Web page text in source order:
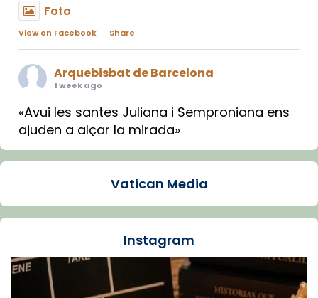
Foto
View on Facebook · Share
Arquebisbat de Barcelona
1 week ago
«Avui les santes Juliana i Semproniana ens
ajuden a alçar la mirada»
Mons. Sergi Gordo, bisbe de Tortosa, ha
Santes de Mataró.
🔗tinyurl.com/cvu5jmbk
Foto
View on Facebook Share
Vatican Media
Instagram